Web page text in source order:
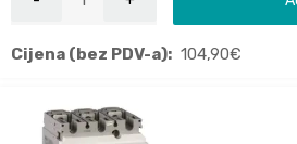
Cijena (bez PDV-a): 104,90€